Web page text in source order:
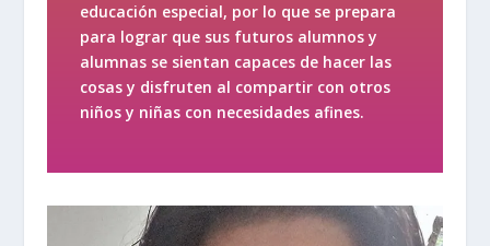
educación especial, por lo que se prepara
para lograr que sus futuros alumnos y
alumnas se sientan capaces de hacer las
cosas y disfruten al compartir con otros
niños y niñas con necesidades afines.